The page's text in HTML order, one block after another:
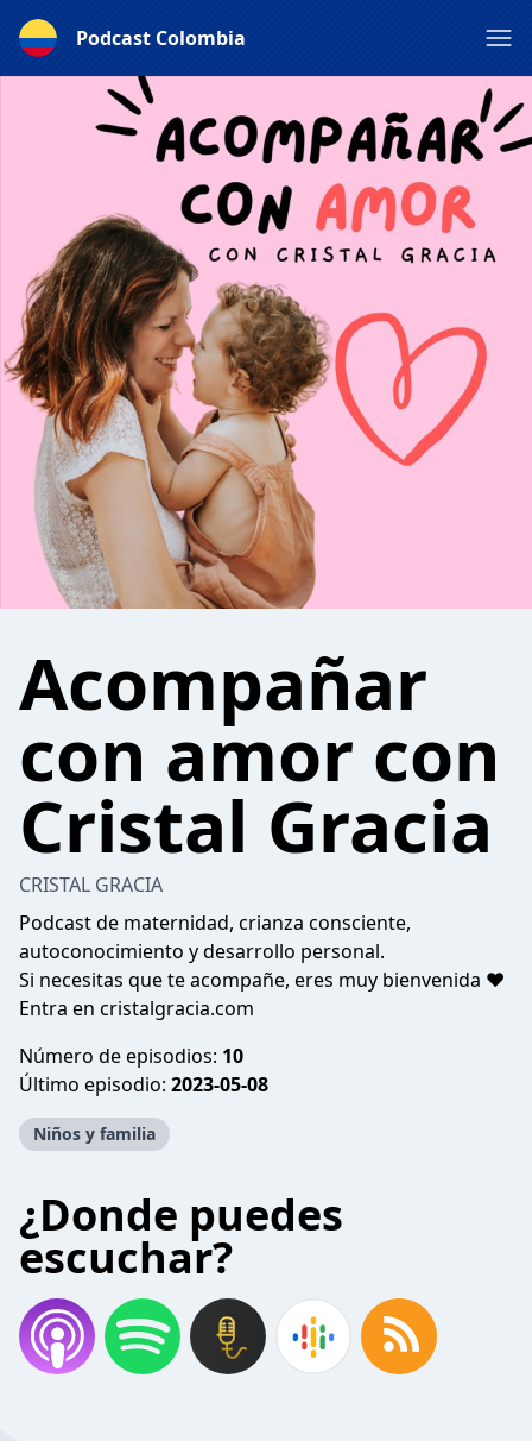
Podcast Colombia
Acompañar
con amor con
Cristal Gracia
CRISTAL GRACIA
Podcast de maternidad, crianza consciente,
autoconocimiento y desarrollo personal.
Si necesitas que te acompañe, eres muy bienvenida ❤️
Entra en cristalgracia.com
Número de episodios: 10
Último episodio: 2023-05-08
Niños y familia
¿Donde puedes
escuchar?